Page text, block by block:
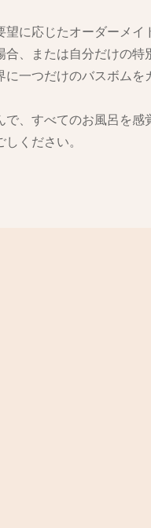
望に応じたオーダーメ
、または自分だけの
一つだけのバスボムを
、すべてのお風呂を
ください。